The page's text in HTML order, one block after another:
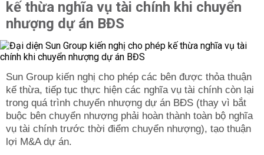
kế thừa nghĩa vụ tài chính khi chuyển
nhượng dự án BĐS
Sun Group kiến nghị cho phép các bên được thỏa thuận
kế thừa, tiếp tục thực hiện các nghĩa vụ tài chính còn lại
trong quá trình chuyển nhượng dự án BĐS (thay vì bắt
buộc bên chuyển nhượng phải hoàn thành toàn bộ nghĩa
vụ tài chính trước thời điểm chuyển nhượng), tạo thuận
lợi M&A dự án.